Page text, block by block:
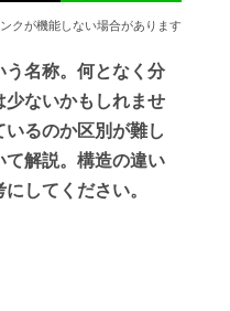
クが機能しない場合があります
う名称。何となく分
少ないかもしれませ
るのか区別が難し
て解説。構造の違い
してください。